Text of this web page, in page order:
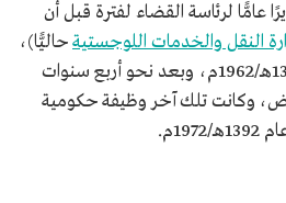
عامًّا لرئاسة القضاء لفترة قبل أن
النقل والخدمات اللوجستيةحاليًّا)،
حيث عمل وكيلًا لها عام 1382هـ/1962م، وبعد نحو أربع سنوات
وكانت تلك آخر وظيفة حكومية